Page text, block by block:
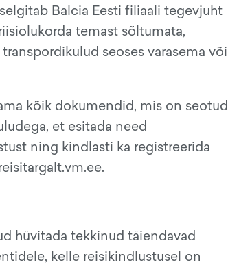
Balcia Eesti filiaali tegevjuht
temast sõltumata,
seoses varasema või
kõik dokumendid, mis on seotud
et esitada need
ning kindlasti ka registreerida
hüvitada tekkinud täiendavad
kelle reisikindlustusel on